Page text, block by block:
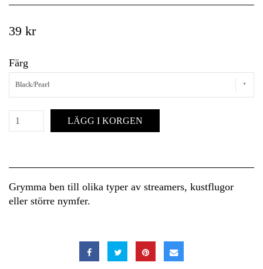
39 kr
Färg
Black/Pearl
LÄGG I KORGEN
Grymma ben till olika typer av streamers, kustflugor
eller större nymfer.